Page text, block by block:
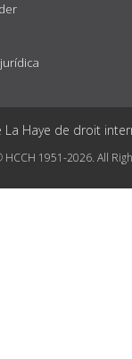
Haye de droit
HCCH 1951-2026. All